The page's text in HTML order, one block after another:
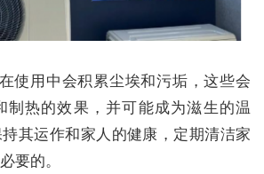
使用中会积累尘埃和污垢，这些会
制热的效果，并可能成为滋生的温
其运作和家人的健康，定期清洁家
要的。